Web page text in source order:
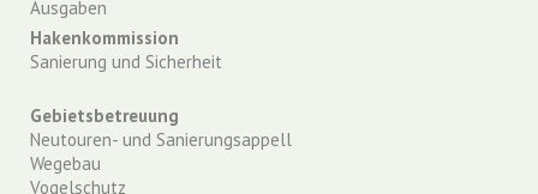
Ausgaben
Hakenkommission
Sanierung und Sicherheit
Gebietsbetreuung
Neutouren- und Sanierungsappell
Wegebau
Vogelschutz